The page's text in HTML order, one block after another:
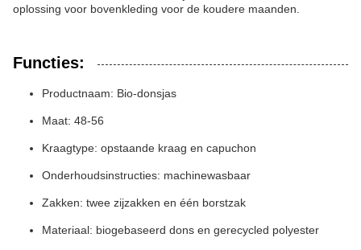
oplossing voor bovenkleding voor de koudere maanden.
Functies:
Productnaam: Bio-donsjas
Maat: 48-56
Kraagtype: opstaande kraag en capuchon
Onderhoudsinstructies: machinewasbaar
Zakken: twee zijzakken en één borstzak
Materiaal: biogebaseerd dons en gerecycled polyester